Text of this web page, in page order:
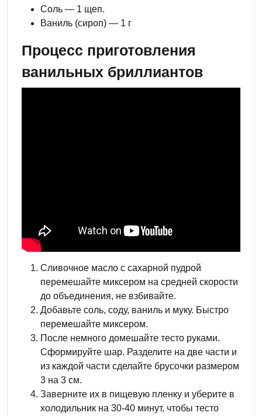
Соль — 1 щеп.
Ваниль (сироп) — 1 г
Процесс приготовления
ванильных бриллиантов
Сливочное масло с сахарной пудрой
перемешайте миксером на средней скорости
до объединения, не взбивайте.
Добавьте соль, соду, ваниль и муку. Быстро
перемешайте миксером.
После немного домешайте тесто руками.
Сформируйте шар. Разделите на две части и
из каждой части сделайте брусочки размером
3 на 3 см.
Заверните их в пищевую пленку и уберите в
холодильник на 30-40 минут, чтобы тесто